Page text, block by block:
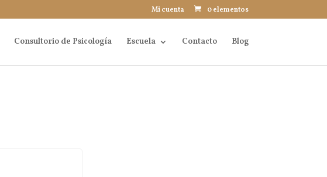
Mi cuenta 0 elementos
Consultorio de Psicología Escuela Contacto Blog